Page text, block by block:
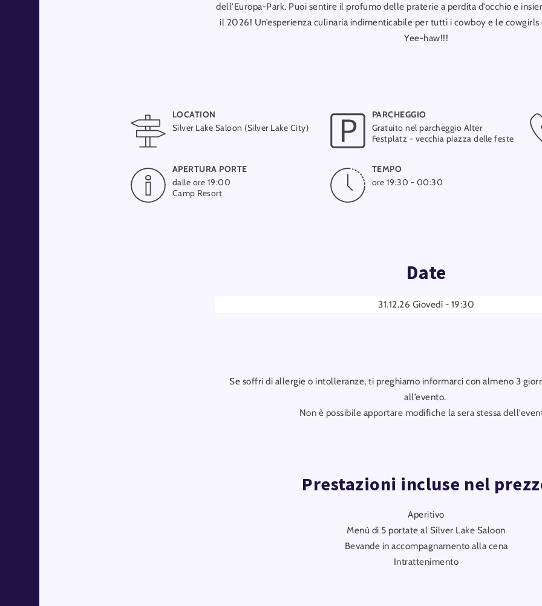
dell’Europa-Park. Puoi sentire il profumo delle praterie a perdita d’occhio e
il 2026! Un’esperienza culinaria indimenticabile per tutti i cowboy e le cowgirls
Yee-haw!!!
LOCATION
Silver Lake Saloon (Silver Lake City)
PARCHEGGIO
Gratuito nel parcheggio Alter
Festplatz - vecchia piazza delle feste
APERTURA PORTE
dalle ore 19:00
Camp Resort
TEMPO
ore 19:30 - 00:30
Date
31.12.26 Giovedì - 19:30
Se soffri di allergie o intolleranze, ti preghiamo informarci con almeno 3
all’evento.
Non è possibile apportare modifiche la sera stessa
Prestazioni incluse nel
Aperitivo
Menù di 5 portate al Silver Lake Saloon
Bevande in accompagnamento alla cena
Intrattenimento